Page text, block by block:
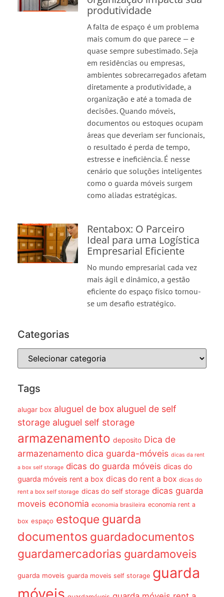
produtividade
A falta de espaço é um problema
mais comum do que parece — e
quase sempre subestimado. Seja
em residências ou empresas,
ambientes sobrecarregados afetam
diretamente a produtividade, a
organização e até a tomada de
decisões. Quando móveis,
documentos ou estoques ocupam
áreas que deveriam ser funcionais,
o resultado é perda de tempo,
estresse e ineficiência. É nesse
cenário que soluções inteligentes
como o guarda móveis surgem
como aliadas estratégicas.
Rentabox: O Parceiro
Ideal para uma Logística
Empresarial Eficiente
No mundo empresarial cada vez
mais ágil e dinâmico, a gestão
eficiente do espaço físico tornou-
se um desafio estratégico.
Categorias
Tags
alugar box aluguel de box aluguel de self
storage aluguel self storage
armazenamento deposito Dica de
armazenamento dica guarda-móveis dicas da rent
a box self storage dicas do guarda móveis dicas do
guarda móveis rent a box dicas do rent a box dicas do
rent a box self storage dicas do self storage dicas guarda
moveis economia economia brasileira economia rent a
box espaço estoque guarda
documentos guardadocumentos
guardamercadorias guardamoveis
guarda moveis guarda moveis self storage guarda